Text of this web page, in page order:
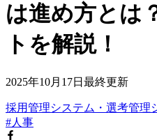
は進め方とは
トを解説！
2025年10月17日 最終更新
採用管理システム・選考管理
#人事